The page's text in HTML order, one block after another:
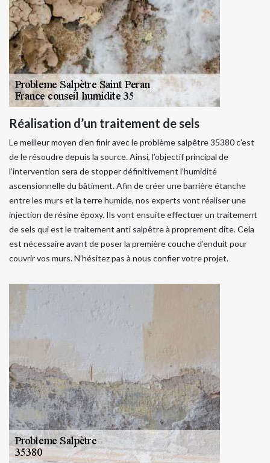
Réalisation d’un traitement de sels
Le meilleur moyen d’en finir avec le problème salpêtre 35380 c’est
de le résoudre depuis la source. Ainsi, l’objectif principal de
l’intervention sera de stopper définitivement l’humidité
ascensionnelle du bâtiment. Afin de créer une barrière étanche
entre les murs et la terre humide, nos experts vont réaliser une
injection de résine époxy. Ils vont ensuite effectuer un traitement
de sels qui est le traitement anti salpêtre à proprement dite. Cela
est nécessaire avant de poser la première couche d’enduit pour
couvrir vos murs. N’hésitez pas à nous confier votre projet.